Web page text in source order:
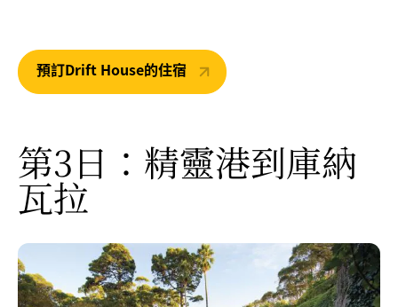
預訂Drift House的住宿
第3日：精靈港到庫納
瓦拉